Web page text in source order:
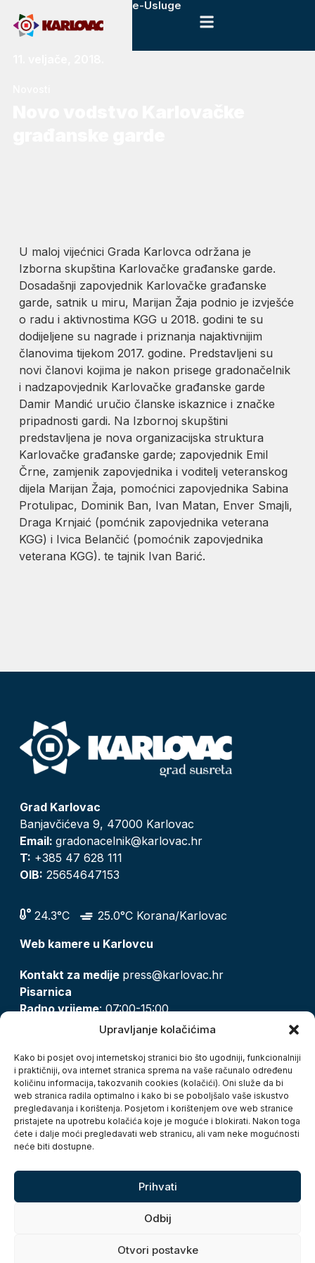
Upravljanje kolačićima
Kako bi posjet ovoj internetskoj stranici bio što ugodniji, funkcionalniji
i praktičniji, ova internet stranica sprema na vaše računalo određenu
količinu informacija, takozvanih cookies (kolačići). Oni služe da bi
web stranica radila optimalno i kako bi se poboljšalo vaše iskustvo
pregledavanja i korištenja. Posjetom i korištenjem ove web stranice
pristajete na upotrebu kolačića koje je moguće i blokirati. Nakon toga
ćete i dalje moći pregledavati web stranicu, ali vam neke mogućnosti
neće biti dostupne.
Prihvati
Odbij
Otvori postavke
e-Usluge
U maloj vijećnici Grada Karlovca održana je
Izborna skupština Karlovačke građanske garde.
Dosadašnji zapovjednik Karlovačke građanske
garde, satnik u miru, Marijan Žaja podnio je izvješće
o radu i aktivnostima KGG u 2018. godini te su
dodijeljene su nagrade i priznanja najaktivnijim
članovima tijekom 2017. godine. Predstavljeni su
novi članovi kojima je nakon prisege gradonačelnik
i nadzapovjednik Karlovačke građanske garde
Damir Mandić uručio članske iskaznice i značke
pripadnosti gardi. Na Izbornoj skupštini
predstavljena je nova organizacijska struktura
Karlovačke građanske garde; zapovjednik Emil
Črne, zamjenik zapovjednika i voditelj veteranskog
dijela Marijan Žaja, pomoćnici zapovjednika Sabina
Protulipac, Dominik Ban, Ivan Matan, Enver Smajli,
Draga Krnjaić (pomćnik zapovjednika veterana
KGG) i Ivica Belančić (pomoćnik zapovjednika
veterana KGG). te tajnik Ivan Barić.
Grad Karlovac
Banjavčićeva 9, 47000 Karlovac
Email: gradonacelnik@karlovac.hr
T: +385 47 628 111
OIB: 25654647153
24.3°C
25.0°C Korana/Karlovac
Web kamere u Karlovcu
Kontakt za medije press@karlovac.hr
Pisarnica
Radno vrijeme: 07:00-15:00
pisarnica@karlovac.hr
Zaštita osobnih podataka
Pristup informacijama
Kolačići
Izjava o pristupačnosti
Turistička zajednica grada Karlovca